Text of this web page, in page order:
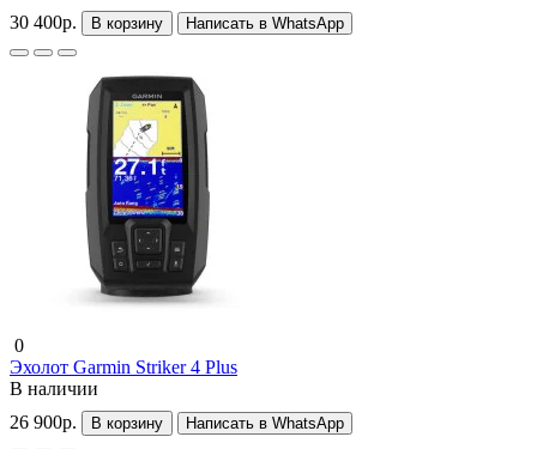
30 400р.
В корзину Написать в WhatsApp
0
Эхолот Garmin Striker 4 Plus
В наличии
26 900р.
В корзину Написать в WhatsApp